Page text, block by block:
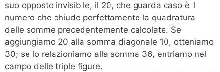
suo opposto invisibile, il 20, che guarda caso è il
numero che chiude perfettamente la quadratura
delle somme precedentemente calcolate. Se
aggiungiamo 20 alla somma diagonale 10, otteniamo
30; se lo relazioniamo alla somma 36, entriamo nel
campo delle triple figure.